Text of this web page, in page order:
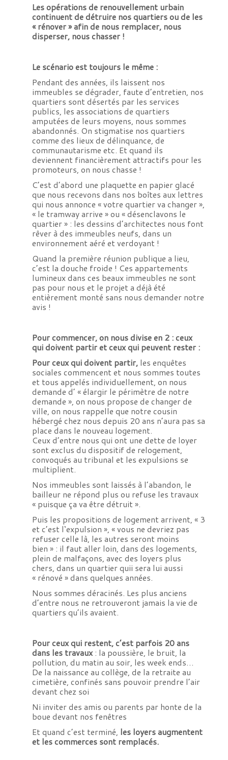
Les opérations de renouvellement urbain
continuent de détruire nos quartiers ou de les
« rénover » afin de nous remplacer, nous
disperser, nous chasser !
Le scénario est toujours le même :
Pendant des années, ils laissent nos
immeubles se dégrader, faute d’entretien, nos
quartiers sont désertés par les services
publics, les associations de quartiers
amputées de leurs moyens, nous sommes
abandonnés. On stigmatise nos quartiers
comme des lieux de délinquance, de
communautarisme etc. Et quand ils
deviennent financièrement attractifs pour les
promoteurs, on nous chasse !
C’est d’abord une plaquette en papier glacé
que nous recevons dans nos boîtes aux lettres
qui nous annonce « votre quartier va changer »,
« le tramway arrive » ou « désenclavons le
quartier » : les dessins d’architectes nous font
rêver à des immeubles neufs, dans un
environnement aéré et verdoyant !
Quand la première réunion publique a lieu,
c’est la douche froide ! Ces appartements
lumineux dans ces beaux immeubles ne sont
pas pour nous et le projet a déjà été
entièrement monté sans nous demander notre
avis !
Pour commencer, on nous divise en 2 : ceux
qui doivent partir et ceux qui peuvent rester :
Pour ceux qui doivent partir,les enquêtes
sociales commencent et nous sommes toutes
et tous appelés individuellement, on nous
demande d’ « élargir le périmètre de notre
demande », on nous propose de changer de
ville, on nous rappelle que notre cousin
hébergé chez nous depuis 20 ans n’aura pas sa
place dans le nouveau logement.
Ceux d’entre nous qui ont une dette de loyer
sont exclus du dispositif de relogement,
convoqués au tribunal et les expulsions se
multiplient.
Nos immeubles sont laissés à l’abandon, le
bailleur ne répond plus ou refuse les travaux
« puisque ça va être détruit ».
Puis les propositions de logement arrivent, « 3
et c’est l‘expulsion », « vous ne devriez pas
refuser celle là, les autres seront moins
bien » : il faut aller loin, dans des logements,
plein de malfaçons, avec des loyers plus
chers, dans un quartier quii sera lui aussi
« rénové » dans quelques années.
Nous sommes déracinés. Les plus anciens
d’entre nous ne retrouveront jamais la vie de
quartiers qu’ils avaient.
Pour ceux qui restent, c’est parfois 20 ans
dans les travaux: la poussière, le bruit, la
pollution, du matin au soir, les week ends…
De la naissance au collège, de la retraite au
cimetière, confinés sans pouvoir prendre l’air
devant chez soi
Ni inviter des amis ou parents par honte de la
boue devant nos fenêtres
Et quand c’est terminé, les loyers augmentent
et les commerces sont remplacés.